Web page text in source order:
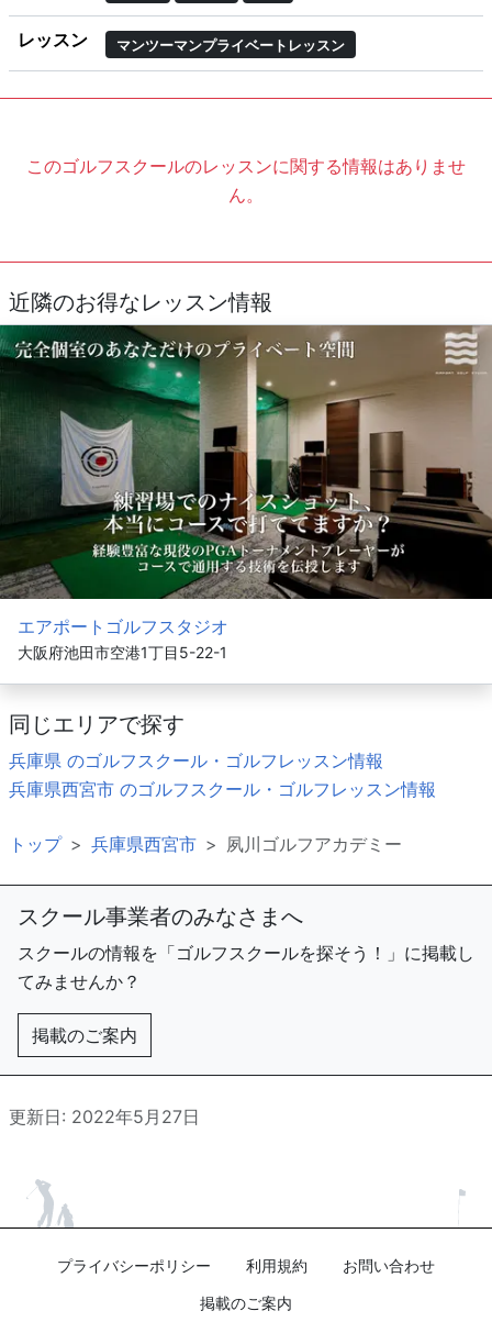
レッスン マンツーマンプライベートレッスン
このゴルフスクールのレッスンに関する情報はありませ
ん。
近隣のお得なレッスン情報
エアポートゴルフスタジオ
大阪府池田市空港1丁目5-22-1
同じエリアで探す
兵庫県 のゴルフスクール・ゴルフレッスン情報
兵庫県西宮市 のゴルフスクール・ゴルフレッスン情報
トップ 兵庫県西宮市 夙川ゴルフアカデミー
スクール事業者のみなさまへ
スクールの情報を「ゴルフスクールを探そう！」に掲載し
てみませんか？
掲載のご案内
更新日: 2022年5月27日
プライバシーポリシー 利用規約
お問い合わせ
掲載のご案内